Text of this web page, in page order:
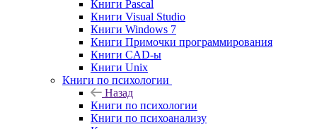
Книги Pascal
Книги Visual Studio
Книги Windows 7
Книги Примочки программирования
Книги CAD-ы
Книги Unix
Книги по психологии
Назад
Книги по психологии
Книги по психоанализу